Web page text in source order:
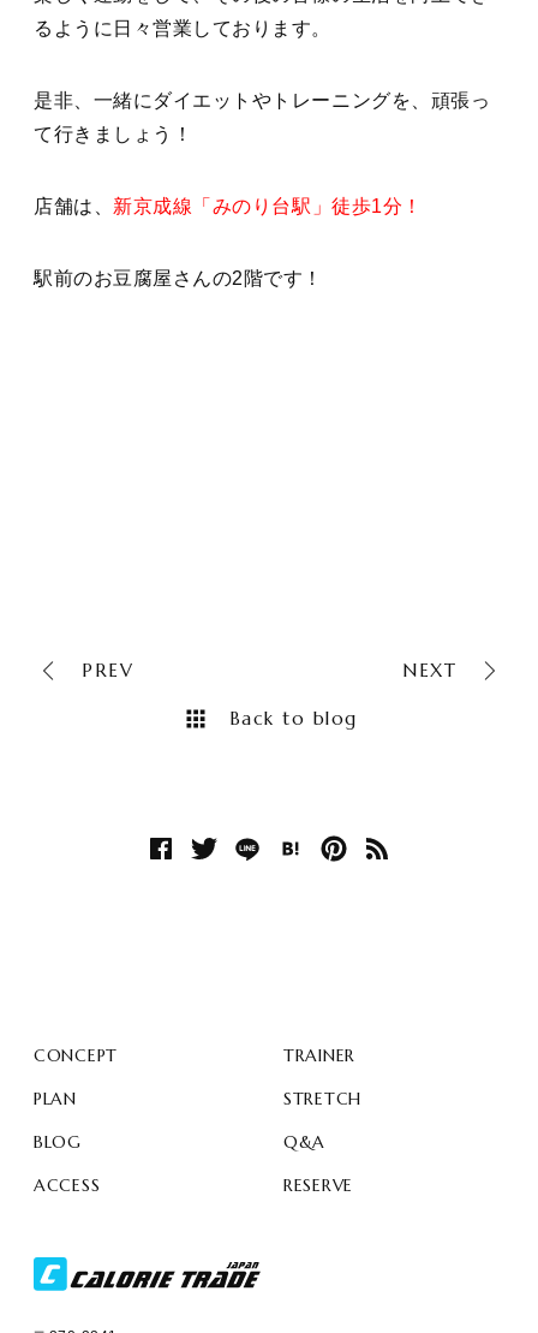
るように日々営業しております。
是非、一緒にダイエットやトレーニングを、頑張っ
て行きましょう！
店舗は、 新京成線「みのり台駅」徒歩1分！
駅前のお豆腐屋さんの2階です！
PREV NEXT
Back to blog
CONCEPT
TRAINER
PLAN
STRETCH
BLOG
Q&A
ACCESS
RESERVE